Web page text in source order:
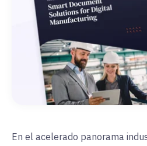
En el acelerado panorama